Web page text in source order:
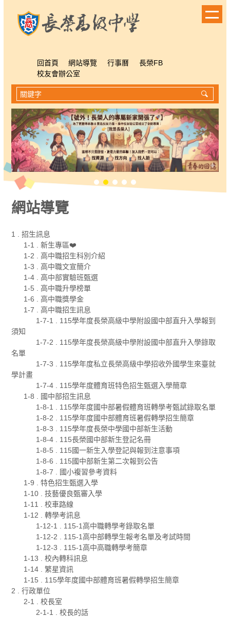
回首頁 網站導覽 行事曆
長榮FB
校友會辦公室
網站導覽
1 . 招生訊息
1-1 . 新生專區❤️
1-2 . 高中職招生科別介紹
1-3 . 高中職文宣簡介
1-4 . 高中部實驗班甄選
1-5 . 高中職升學榜單
1-6 . 高中職獎學金
1-7 . 高中職招生訊息
1-7-1 . 115學年度長榮高級中學附設國中部直升入學報到
須知
1-7-2 . 115學年度長榮高級中學附設國中部直升入學錄取
名單
1-7-3 . 115學年度私立長榮高級中學招收外國學生來臺就
學計畫
1-7-4 . 115學年度體育班特色招生甄選入學簡章
1-8 . 國中部招生訊息
1-8-1 . 115學年度國中部暑假體育班轉學考甄試錄取名單
1-8-2 . 115學年度國中部體育班暑假轉學招生簡章
1-8-3 . 115學年度長榮中學國中部新生活動
1-8-4 . 115長榮國中部新生登記名冊
1-8-5 . 115國一新生入學登記與報到注意事項
1-8-6 . 115國中部新生第二次報到公告
1-8-7 . 國小複習參考資料
1-9 . 特色招生甄選入學
1-10 . 技藝優良甄審入學
1-11 . 校車路線
1-12 . 轉學考訊息
1-12-1 . 115-1高中職轉學考錄取名單
1-12-2 . 115-1高中部轉學生報考名單及考試時間
1-12-3 . 115-1高中高職轉學考簡章
1-13 . 校內轉科訊息
1-14 . 繁星資訊
1-15 . 115學年度國中部體育班暑假轉學招生簡章
2 . 行政單位
2-1 . 校長室
2-1-1 . 校長的話